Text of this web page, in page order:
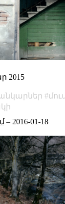
2015
– 2016-01-18